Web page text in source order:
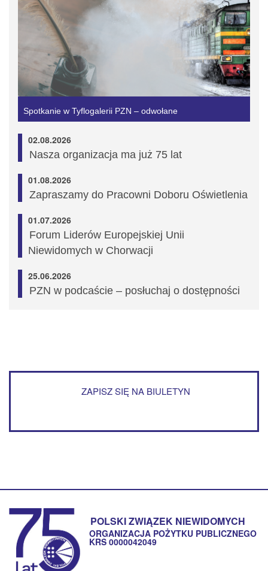
Spotkanie w Tyflogalerii PZN – odwołane
02.08.2026
Nasza organizacja ma już 75 lat
01.08.2026
Zapraszamy do Pracowni Doboru Oświetlenia
01.07.2026
Forum Liderów Europejskiej Unii
Niewidomych w Chorwacji
25.06.2026
PZN w podcaście – posłuchaj o dostępności
ZAPISZ SIĘ NA BIULETYN
POLSKI ZWIĄZEK NIEWIDOMYCH
ORGANIZACJA POŻYTKU PUBLICZNEGO
KRS 0000042049